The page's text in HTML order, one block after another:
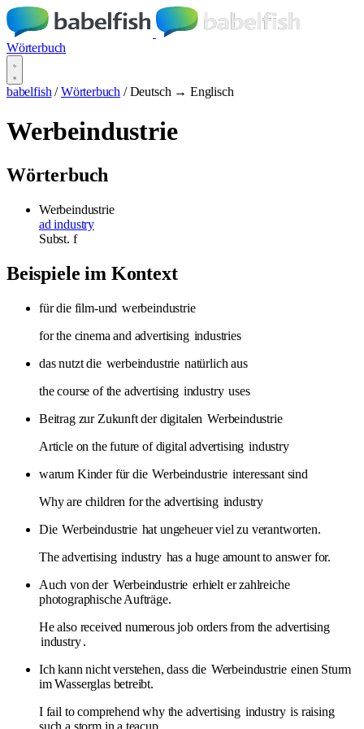
Wörterbuch
babelfish / Wörterbuch / Deutsch → Englisch
Werbeindustrie
Wörterbuch
Werbeindustrie
ad industry
Subst. f
Beispiele im Kontext
für die film-und werbeindustrie
for the cinema and advertising industries
das nutzt die werbeindustrie natürlich aus
the course of the advertising industry uses
Beitrag zur Zukunft der digitalen Werbeindustrie
Article on the future of digital advertising industry
warum Kinder für die Werbeindustrie interessant sind
Why are children for the advertising industry
Die Werbeindustrie hat ungeheuer viel zu verantworten.
The advertising industry has a huge amount to answer for.
Auch von der Werbeindustrie erhielt er zahlreiche
photographische Aufträge.
He also received numerous job orders from the advertising
industry .
Ich kann nicht verstehen, dass die Werbeindustrie einen Sturm
im Wasserglas betreibt.
I fail to comprehend why the advertising industry is raising
such a storm in a teacup.